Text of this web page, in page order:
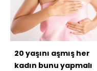
20 yaşını aşmış her
kadın bunu yapmalı